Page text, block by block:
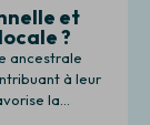
et
?
ancestrale
à leur
la